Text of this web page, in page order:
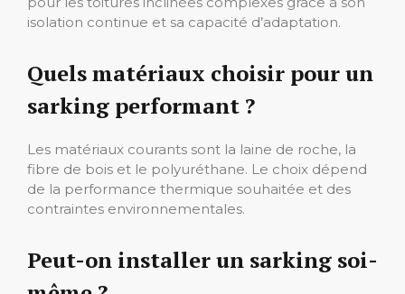
isolation continue et sa capacité d’adaptation.
Quels matériaux choisir pour un
sarking performant ?
Les matériaux courants sont la laine de roche, la
fibre de bois et le polyuréthane. Le choix dépend
de la performance thermique souhaitée et des
contraintes environnementales.
Peut-on installer un sarking soi-